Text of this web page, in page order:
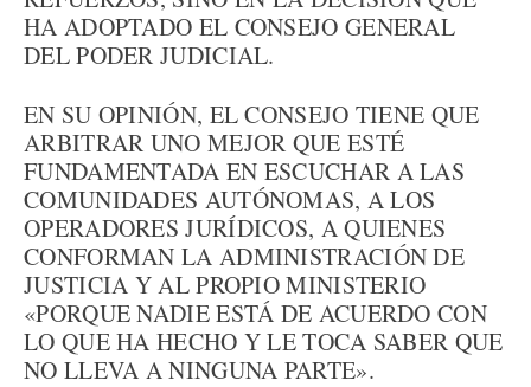
HA ADOPTADO EL CONSEJO GENERAL
DEL PODER JUDICIAL.
EN SU OPINIÓN, EL CONSEJO TIENE QUE
ARBITRAR UNO MEJOR QUE ESTÉ
FUNDAMENTADA EN ESCUCHAR A LAS
COMUNIDADES AUTÓNOMAS, A LOS
OPERADORES JURÍDICOS, A QUIENES
CONFORMAN LA ADMINISTRACIÓN DE
JUSTICIA Y AL PROPIO MINISTERIO
«PORQUE NADIE ESTÁ DE ACUERDO CON
LO QUE HA HECHO Y LE TOCA SABER QUE
NO LLEVA A NINGUNA PARTE».